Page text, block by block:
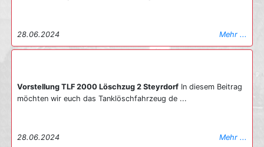
28.06.2024 Mehr ...
Vorstellung TLF 2000 Löschzug 2 Steyrdorf In diesem Beitrag
möchten wir euch das Tanklöschfahrzeug de ...
28.06.2024 Mehr ...